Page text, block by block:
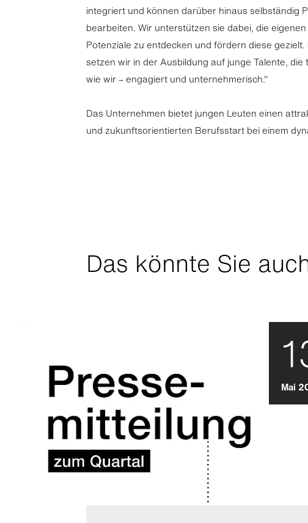
integriert und können darüber hinaus selbständig
bearbeiten. Wir unterstützen sie dabei, die eigenen
Potenziale zu entdecken und fördern diese gezielt.
setzen wir in der Ausbildung auf junge Talente, die
wie wir – engagiert und unternehmerisch."
Das Unternehmen bietet jungen Leuten einen
und zukunftsorientierten Berufsstart bei einem
Das könnte Sie
Mai